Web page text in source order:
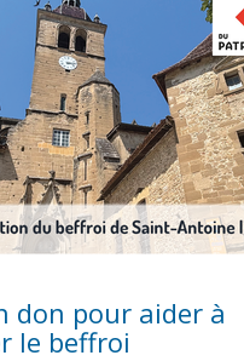
don pour aider à
le beffroi